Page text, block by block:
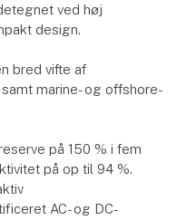
ved høj
design.
bred vifte af
marine- og offshore-
på 150 % i fem
på op til 94 %.
AC- og DC-